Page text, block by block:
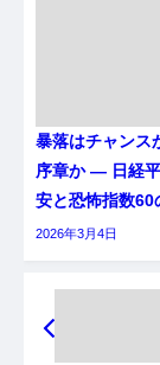
暴落はチャンス
序章か ― 日経
安と恐怖指数60
2026年3月4日